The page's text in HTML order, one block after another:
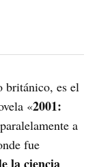
británico, es el
«2001:
a
fue